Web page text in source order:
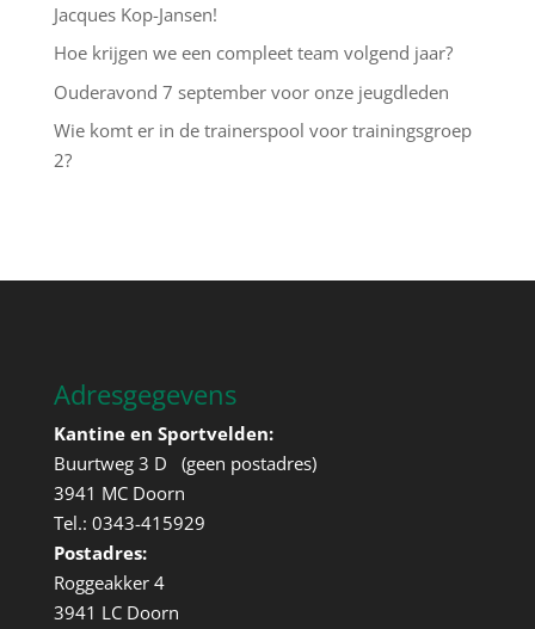
Jacques Kop-Jansen!
Hoe krijgen we een compleet team volgend jaar?
Ouderavond 7 september voor onze jeugdleden
Wie komt er in de trainerspool voor trainingsgroep
2?
Adresgegevens
Kantine en Sportvelden:
Buurtweg 3 D (geen postadres)
3941 MC Doorn
Tel.: 0343-415929
Postadres:
Roggeakker 4
3941 LC Doorn